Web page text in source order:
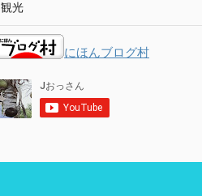
観光
にほんブログ村